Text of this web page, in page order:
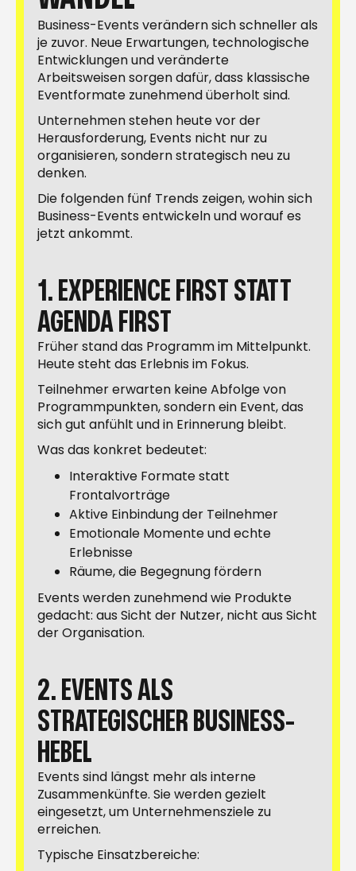
Business-Events verändern sich schneller als
je zuvor. Neue Erwartungen, technologische
Entwicklungen und veränderte
Arbeitsweisen sorgen dafür, dass klassische
Eventformate zunehmend überholt sind.
Unternehmen stehen heute vor der
Herausforderung, Events nicht nur zu
organisieren, sondern strategisch neu zu
denken.
Die folgenden fünf Trends zeigen, wohin sich
Business-Events entwickeln und worauf es
jetzt ankommt.
1. EXPERIENCE FIRST STATT
AGENDA FIRST
Früher stand das Programm im Mittelpunkt.
Heute steht das Erlebnis im Fokus.
Teilnehmer erwarten keine Abfolge von
Programmpunkten, sondern ein Event, das
sich gut anfühlt und in Erinnerung bleibt.
Was das konkret bedeutet:
Interaktive Formate statt
Frontalvorträge
Aktive Einbindung der Teilnehmer
Emotionale Momente und echte
Erlebnisse
Räume, die Begegnung fördern
Events werden zunehmend wie Produkte
gedacht: aus Sicht der Nutzer, nicht aus Sicht
der Organisation.
2. EVENTS ALS
STRATEGISCHER BUSINESS-
HEBEL
Events sind längst mehr als interne
Zusammenkünfte. Sie werden gezielt
eingesetzt, um Unternehmensziele zu
erreichen.
Typische Einsatzbereiche: